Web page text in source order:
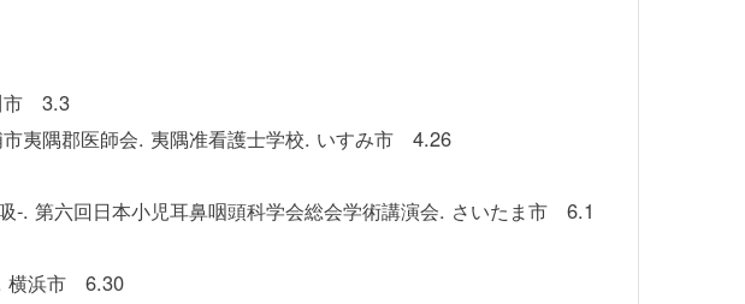
市 3.3
夷隅郡医師会. 夷隅准看護士学校. いすみ市 4.26
-. 第六回日本小児耳鼻咽頭科学会総会学術講演会. さいたま市 6.1
. 横浜市 6.30